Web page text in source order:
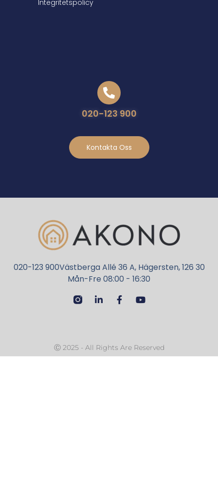
Integritetspolicy
Kontakta Oss
020-123 900
020-123 900Västberga Allé 36 A, Hägersten, 126 30
Mån-Fre 08:00 - 16:30
Ⓒ 2025 - All Rights Are Reserved